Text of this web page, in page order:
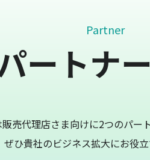
Partner
ートナ
売代理店さま向けに2つのパー
ぜひ貴社のビジネス拡大にお役立